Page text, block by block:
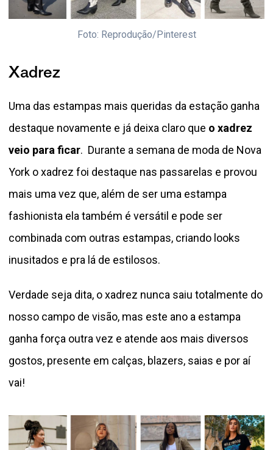
Foto: Reprodução/Pinterest
Xadrez
Uma das estampas mais queridas da estação ganha
destaque novamente e já deixa claro que o xadrez
veio para ficar. Durante a semana de moda de Nova
York o xadrez foi destaque nas passarelas e provou
mais uma vez que, além de ser uma estampa
fashionista ela também é versátil e pode ser
combinada com outras estampas, criando looks
inusitados e pra lá de estilosos.
Verdade seja dita, o xadrez nunca saiu totalmente do
nosso campo de visão, mas este ano a estampa
ganha força outra vez e atende aos mais diversos
gostos, presente em calças, blazers, saias e por aí
vai!